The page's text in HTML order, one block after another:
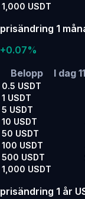
1,000 USDT
prisändring 1
+0.07%
Belopp
I dag
0.5 USDT
1 USDT
5 USDT
10 USDT
50 USDT
100 USDT
500 USDT
1,000 USDT
prisändring 1 år